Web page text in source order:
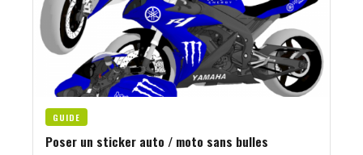
GUIDE
Poser un sticker auto / moto sans bulles